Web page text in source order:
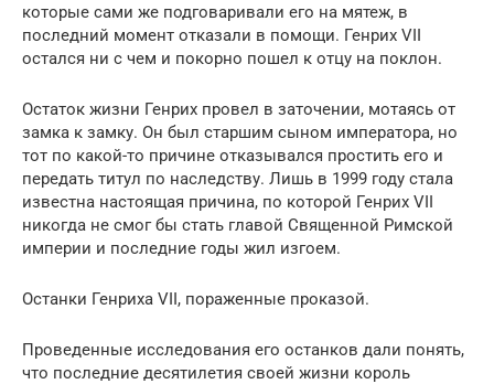
которые сами же подговаривали его на мятеж, в
последний момент отказали в помощи. Генрих VII
остался ни с чем и покорно пошел к отцу на поклон.
Остаток жизни Генрих провел в заточении, мотаясь от
замка к замку. Он был старшим сыном императора, но
тот по какой-то причине отказывался простить его и
передать титул по наследству. Лишь в 1999 году стала
известна настоящая причина, по которой Генрих VII
никогда не смог бы стать главой Священной Римской
империи и последние годы жил изгоем.
Останки Генриха VII, пораженные проказой.
Проведенные исследования его останков дали понять,
что последние десятилетия своей жизни король